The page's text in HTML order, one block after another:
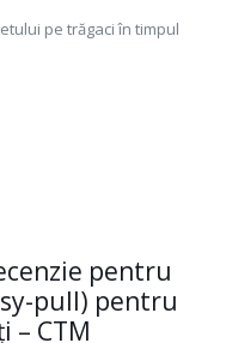
pe trăgaci în timpul
pentru
pull) pentru
– CTM